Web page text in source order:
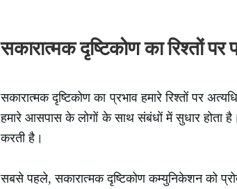
सकारात्मक दृष्टिकोण का रिश्तों पर
सकारात्मक दृष्टिकोण का प्रभाव हमारे रिश्तों पर
हमारे आसपास के लोगों के साथ संबंधों में सुधार होता
करती है।
सबसे पहले, सकारात्मक दृष्टिकोण कम्युनिकेशन को